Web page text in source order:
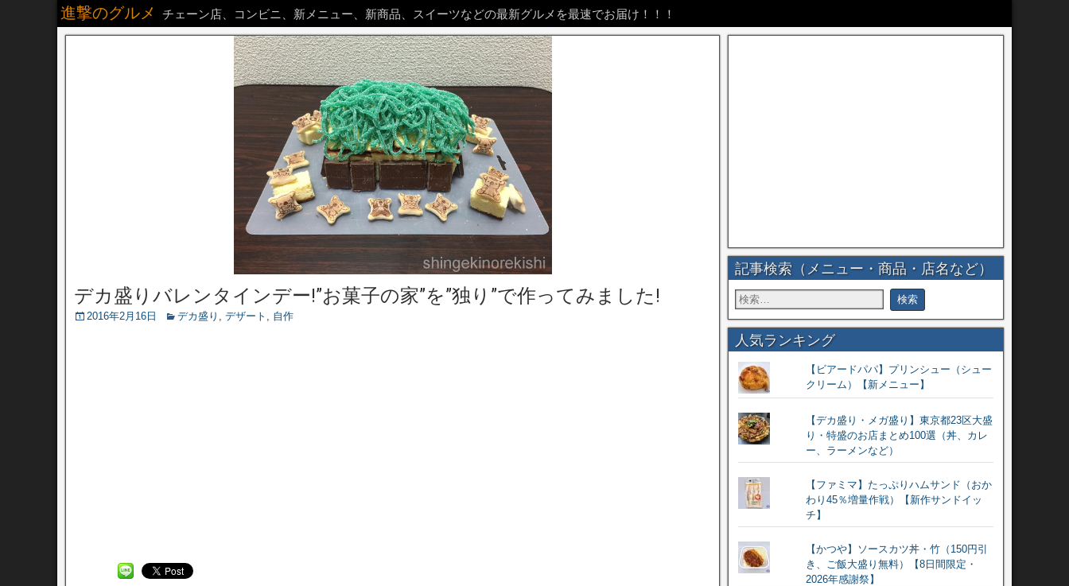
進撃のグルメ チェーン店、コンビニ、新メニュー、新商品、スイーツなどの最新グルメを最速でお届け！！！
デカ盛りバレンタインデー!”お菓子の家”を”独り”で作ってみました!
2016年2月16日 デカ盛り , デザート , 自作
記事検索（メニュー・商品・店名など）
人気ランキング
【ビアードパパ】プリンシュー（シュー
クリーム）【新メニュー】
【デカ盛り・メガ盛り】東京都23区大盛
り・特盛のお店まとめ100選（丼、カレ
ー、ラーメンなど）
【ファミマ】たっぷりハムサンド（おか
わり45％増量作戦）【新作サンドイッ
チ】
【かつや】ソースカツ丼・竹（150円引
き、ご飯大盛り無料）【8日間限定・
2026年感謝祭】